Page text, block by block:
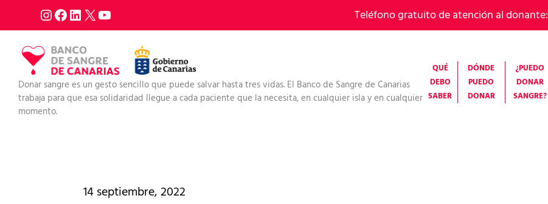
al
contenido
Teléfono gratuito de atención al donante:
Donar sangre es un gesto sencillo que puede salvar hasta tres vidas. El Banco de Sangre de Canarias
trabaja para que esa solidaridad llegue a cada paciente que la necesita, en cualquier isla y en cualquier
momento.
QUÉ
DEBO
SABER
DÓNDE
PUEDO
DONAR
¿PUEDO
DONAR
SANGRE?
14 septiembre, 2022